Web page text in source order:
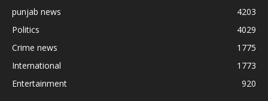
punjab news
4203
Politics
4029
Crime news
1775
International
1773
Entertainment
920